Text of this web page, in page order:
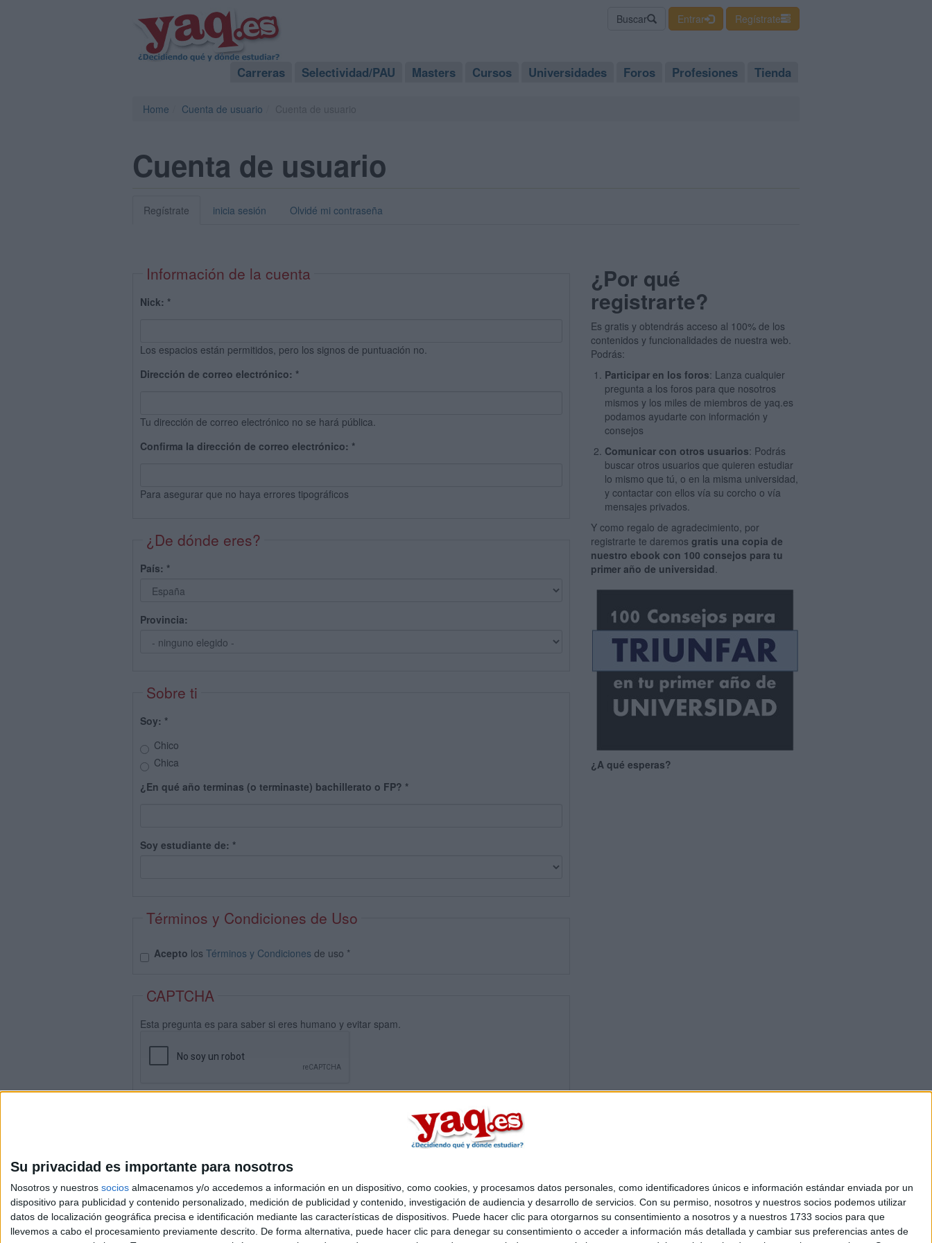
Su privacidad es importante para nosotros
Nosotros y nuestros socios almacenamos y/o accedemos a información en un dispositivo, como cookies, y procesamos datos personales, como identificadores únicos e información estándar enviada por un
dispositivo para publicidad y contenido personalizado, medición de publicidad y contenido, investigación de audiencia y desarrollo de servicios. Con su permiso, nosotros y nuestros socios podemos utilizar
datos de localización geográfica precisa e identificación mediante las características de dispositivos. Puede hacer clic para otorgarnos su consentimiento a nosotros y a nuestros 1733 socios para que
llevemos a cabo el procesamiento previamente descrito. De forma alternativa, puede hacer clic para denegar su consentimiento o acceder a información más detallada y cambiar sus preferencias antes de
Buscar Entrar Regístrate
Carreras Selectividad/PAU Masters Cursos Universidades Foros Profesiones Tienda
Home Cuenta de usuario
Cuenta de usuario
Regístrate inicia sesión Olvidé mi contraseña
Información de la cuenta
Nick: *
Los espacios están permitidos, pero los signos de puntuación no.
Dirección de correo electrónico: *
Tu dirección de correo electrónico no se hará pública.
Confirma la dirección de correo electrónico: *
Para asegurar que no haya errores tipográficos
¿De dónde eres?
País: *
Provincia:
Sobre ti
Soy: *
Chico
Chica
¿En qué año terminas (o terminaste) bachillerato o FP? *
Soy estudiante de: *
Términos y Condiciones de Uso
Acepto los Términos y Condiciones de uso *
CAPTCHA
Esta pregunta es para saber si eres humano y evitar spam.
¿Por qué
registrarte?
Es gratis y obtendrás acceso al 100% de los
contenidos y funcionalidades de nuestra web.
Podrás:
Participar en los foros: Lanza cualquier
pregunta a los foros para que nosotros
mismos y los miles de miembros de yaq.es
podamos ayudarte con información y
consejos
Comunicar con otros usuarios: Podrás
buscar otros usuarios que quieren estudiar
lo mismo que tú, o en la misma universidad,
y contactar con ellos vía su corcho o vía
mensajes privados.
Y como regalo de agradecimiento, por
registrarte te daremosgratis una copia de
nuestro ebook con 100 consejos para tu
primer año de universidad.
¿A qué esperas?
Quiénes somos |Contactar| Anúnciate
Aviso legal|Politica de privacidad|Condiciones generales|Política de cookies